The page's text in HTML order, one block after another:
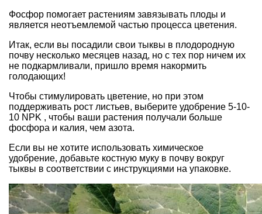
Фосфор помогает растениям завязывать плоды и
является неотъемлемой частью процесса цветения.
Итак, если вы посадили свои тыквы в плодородную
почву несколько месяцев назад, но с тех пор ничем их
не подкармливали, пришло время накормить
голодающих!
Чтобы стимулировать цветение, но при этом
поддерживать рост листьев, выберите удобрение 5-10-
10 NPK , чтобы ваши растения получали больше
фосфора и калия, чем азота.
Если вы не хотите использовать химическое
удобрение, добавьте костную муку в почву вокруг
тыквы в соответствии с инструкциями на упаковке.